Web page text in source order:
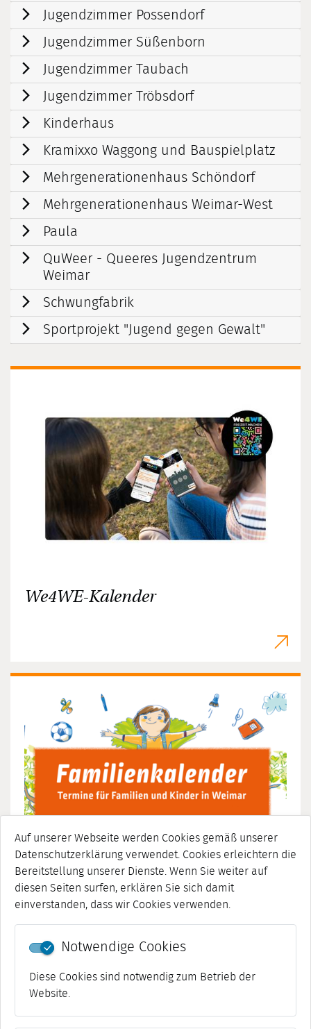
Auf unserer Webseite werden Cookies gemäß unserer
Datenschutzerklärung verwendet. Cookies erleichtern die
Bereitstellung unserer Dienste. Wenn Sie weiter auf
diesen Seiten surfen, erklären Sie sich damit
einverstanden, dass wir Cookies verwenden.
Notwendige Cookies
Diese Cookies sind notwendig zum Betrieb der
Website.
Jugendzimmer Possendorf
Jugendzimmer Süßenborn
Jugendzimmer Taubach
Jugendzimmer Tröbsdorf
Kinderhaus
Kramixxo Waggong und Bauspielplatz
Mehrgenerationenhaus Schöndorf
Mehrgenerationenhaus Weimar-West
Paula
QuWeer - Queeres Jugendzentrum
Weimar
Schwungfabrik
Sportprojekt "Jugend gegen Gewalt"
We4WE-Kalender
Familienkalender